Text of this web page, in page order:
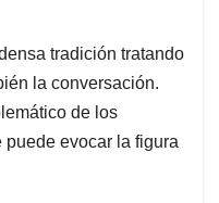
tradición tratando
la conversación.
de los
evocar la figura